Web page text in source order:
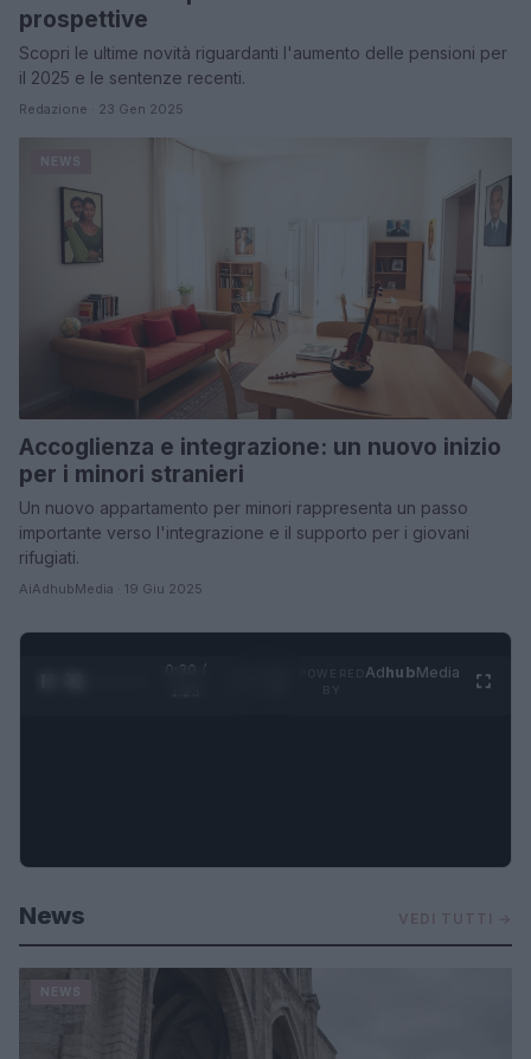
prospettive
Scopri le ultime novità riguardanti l'aumento delle pensioni per
il 2025 e le sentenze recenti.
Redazione · 23 Gen 2025
Accoglienza e integrazione: un nuovo inizio
per i minori stranieri
Un nuovo appartamento per minori rappresenta un passo
importante verso l'integrazione e il supporto per i giovani
rifugiati.
AiAdhubMedia · 19 Giu 2025
0:31 /
AdhubMedia
News